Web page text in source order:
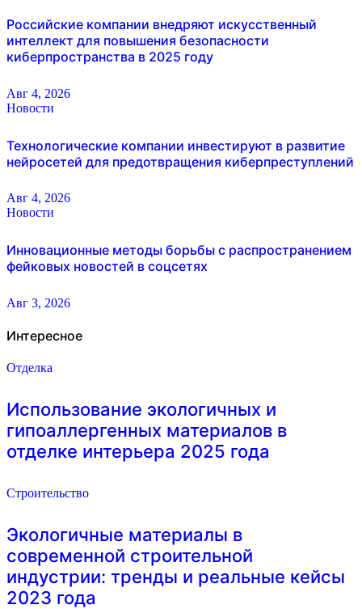
Российские компании внедряют искусственный
интеллект для повышения безопасности
киберпространства в 2025 году
Авг 4, 2026
Новости
Технологические компании инвестируют в развитие
нейросетей для предотвращения киберпреступлений
Авг 4, 2026
Новости
Инновационные методы борьбы с распространением
фейковых новостей в соцсетях
Авг 3, 2026
Интересное
Отделка
Использование экологичных и
гипоаллергенных материалов в
отделке интерьера 2025 года
Строительство
Экологичные материалы в
современной строительной
индустрии: тренды и реальные кейсы
2023 года